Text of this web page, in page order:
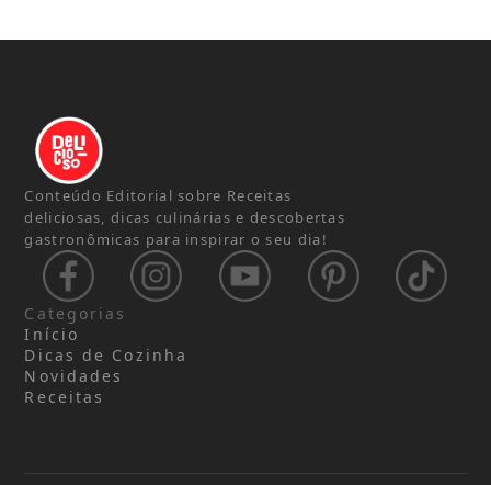
Conteúdo Editorial sobre Receitas
deliciosas, dicas culinárias e descobertas
gastronômicas para inspirar o seu dia!
Categorias
Início
Dicas de Cozinha
Novidades
Receitas